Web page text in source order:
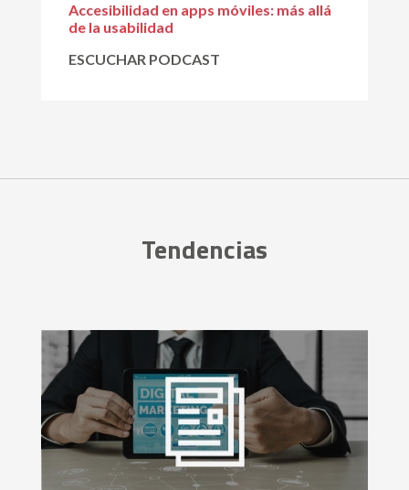
Accesibilidad en apps móviles: más allá
de la usabilidad
ESCUCHAR PODCAST
Tendencias